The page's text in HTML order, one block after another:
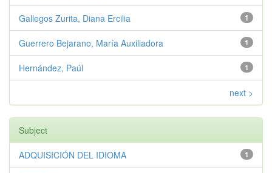
1
Gallegos Zurita, Diana Ercilia
1
Guerrero Bejarano, María Auxiliadora
1
Hernández, Paúl
next >
Subject
1
ADQUISICIÓN DEL IDIOMA